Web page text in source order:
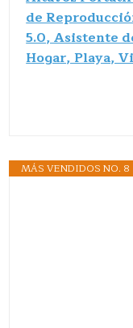
de
5.0, Asistente
Hogar, Playa,
MÁS VENDIDOS NO. 8